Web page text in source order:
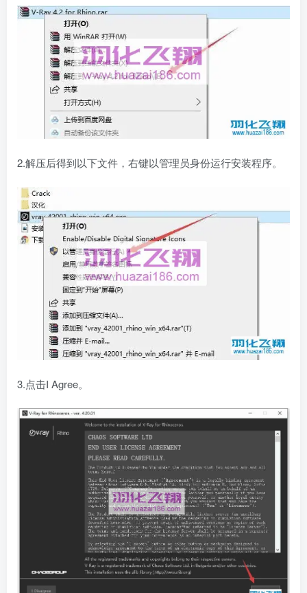
2.解压后得到以下文件，右键以管理员身份运行安装程序。
3.点击I Agree。